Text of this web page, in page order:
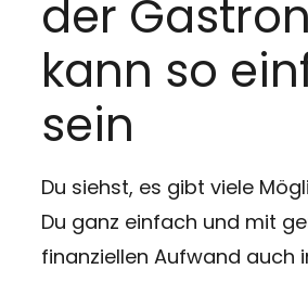
der
kann so
sein
Du siehst, es gibt viele
Du ganz einfach und mit
finanziellen Aufwand auch